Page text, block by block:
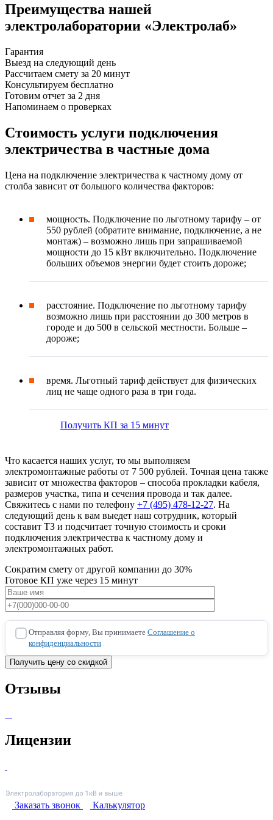
Преимущества нашей
электролаборатории «Электролаб»
Гарантия
Выезд на следующий день
Рассчитаем смету за 20 минут
Консультируем бесплатно
Готовим отчет за 2 дня
Напоминаем о проверках
Стоимость услуги подключения
электричества в частные дома
Цена на подключение электричества к частному дому от
столба зависит от большого количества факторов:
мощность. Подключение по льготному тарифу – от
550 рублей (обратите внимание, подключение, а не
монтаж) – возможно лишь при запрашиваемой
мощности до 15 кВт включительно. Подключение
больших объемов энергии будет стоить дороже;
расстояние. Подключение по льготному тарифу
возможно лишь при расстоянии до 300 метров в
городе и до 500 в сельской местности. Больше –
дороже;
время. Льготный тариф действует для физических
лиц не чаще одного раза в три года.
Получить КП за 15 минут
Что касается наших услуг, то мы выполняем
электромонтажные работы от 7 500 рублей. Точная цена также
зависит от множества факторов – способа прокладки кабеля,
размеров участка, типа и сечения провода и так далее.
Свяжитесь с нами по телефону +7 (495) 478-12-27. На
следующий день к вам выедет наш сотрудник, который
составит ТЗ и подсчитает точную стоимость и сроки
подключения электричества к частному дому и
электромонтажных работ.
Сократим смету от другой компании до 30%
Готовое КП уже через 15 минут
Отправляя форму, Вы принимаете Соглашение о
конфиденциальности
Отзывы
Лицензии
Заказать звонок
Калькулятор